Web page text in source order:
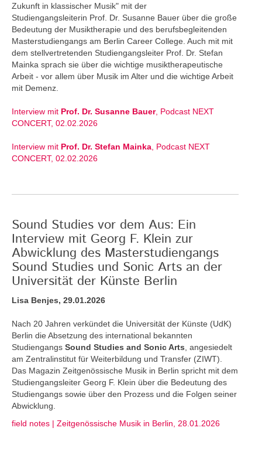
Zukunft in klassischer Musik" mit der
Studiengangsleiterin Prof. Dr. Susanne Bauer über die große
Bedeutung der Musiktherapie und des berufsbegleitenden
Masterstudiengangs am Berlin Career College. Auch mit mit
dem stellvertretenden Studiengangsleiter Prof. Dr. Stefan
Mainka sprach sie über die wichtige musiktherapeutische
Arbeit - vor allem über Musik im Alter und die wichtige Arbeit
mit Demenz.
Interview mit Prof. Dr. Susanne Bauer, Podcast NEXT
CONCERT, 02.02.2026
Interview mit Prof. Dr. Stefan Mainka , Podcast NEXT
CONCERT, 02.02.2026
Sound Studies vor dem Aus: Ein
Interview mit Georg F. Klein zur
Abwicklung des Masterstudiengangs
Sound Studies und Sonic Arts an der
Universität der Künste Berlin
Lisa Benjes, 29.01.2026
Nach 20 Jahren verkündet die Universität der Künste (UdK)
Berlin die Absetzung des international bekannten
Studiengangs Sound Studies and Sonic Arts , angesiedelt
am Zentralinstitut für Weiterbildung und Transfer (ZIWT).
Das Magazin Zeitgenössische Musik in Berlin spricht mit dem
Studiengangsleiter Georg F. Klein über die Bedeutung des
Studiengangs sowie über den Prozess und die Folgen seiner
Abwicklung.
field notes | Zeitgenössische Musik in Berlin, 28.01.2026